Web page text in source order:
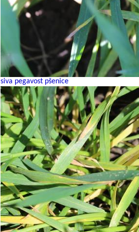
siva pegavost pšenice